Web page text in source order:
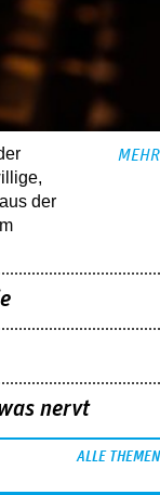
der
MEHR
nervt
ALLE THEMEN